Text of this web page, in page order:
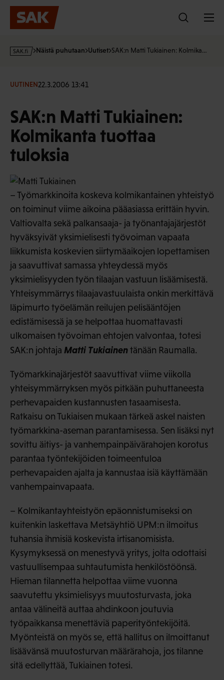
Hyppää
sisältöön
s
·
Näistä puhutaan Uutiset SAK:n Matti Tukiainen: Kolmika…
UUTINEN22.3.2006 13:41
SAK:n Matti Tukiainen:
Kolmikanta tuottaa
tuloksia
– Työmarkkinoita koskeva kolmikantainen yhteistyö
on toiminut viime aikoina pääasiassa erittäin hyvin.
Valtiovalta sekä palkansaaja- ja työnantajajärjestöt
hyväksyivät yksimielisesti työvoiman vapaata
liikkumista koskevien siirtymäaikojen lopettamisen
ja saavuttivat samassa yhteydessä myös
yksimielisyyden työn tilaajan vastuun lisäämisestä.
Yhteisymmärrys tilaajavastuulaista onkin merkittävä
läpimurto työelämän reilujen pelisääntöjen
edistämisessä ja se helpottaa huomattavasti
ulkomaisen työvoiman ehtojen valvontaa, totesi
SAK:n johtaja Matti Tukiainentänään Raumalla.
Työmarkkinajärjestöt saavuttivat viime viikolla
yhteisymmärryksen myös pitkään puhuttaneesta
perhevapaiden kustannusten tasaamisesta.
Ratkaisu on Tukiaisen mukaan tärkeä askel naisten
työmarkkina-aseman parantamisessa. Sen lisäksi nyt
sovittu äitiys- ja vanhempainpäivärahojen korotus
parantaa työntekijöiden toimeentuloa
perhevapaiden ajalta ja kannustaa isiä käyttämään
vanhempainvapaata.
– Kolmikantayhteistyön epäonnistumiseksi on
kuitenkin laskettava Metsäyhtiö UPM:n ilmoitus
tuhansia ihmisiä koskevista irtisanomisista.
Kysymyksessä on menestyvä yritys, jolta odottaisi
vastuullisempaa suhtautumista henkilöstöönsä.
Hieman tilannetta helpottaa viime vuonna
saavutettu yksimielisyys muutosturvasta, joka
antaa välineitä auttaa ahdinkoon joutuvia
työpaikkansa menettäviä paperityöntekijöitä.
Myönteistä on myös se, että hallitus on ilmoittanut
lisäävänsä muutosturvan määrärahoja, jos tilanne
sitä edellyttää, Tukiainen totesi.